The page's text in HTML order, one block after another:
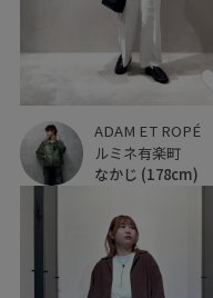
ADAM ET ROPÉ
ルミネ有楽町
なかじ (178cm)